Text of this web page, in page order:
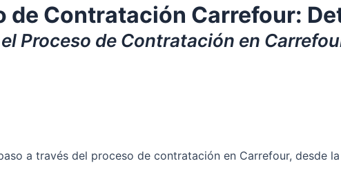
de Contratación Carrefour:
Proceso de Contratación en
a través del proceso de contratación en Carrefour, desde